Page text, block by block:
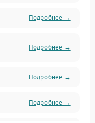
Подробнее →
Подробнее →
Подробнее →
Подробнее →